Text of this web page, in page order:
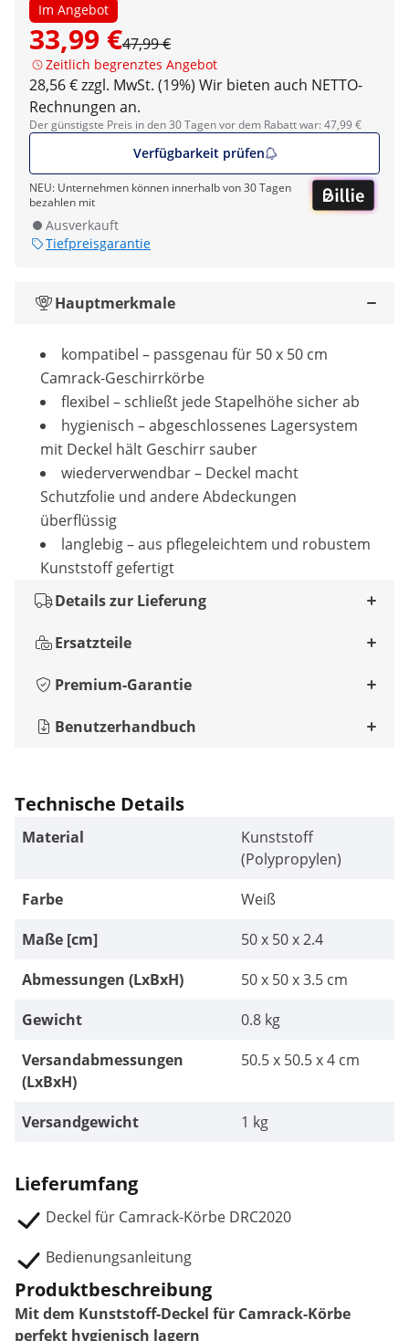
Im Angebot
33,99 €47,99 €
Zeitlich begrenztes Angebot
28,56 € zzgl. MwSt. (19%) Wir bieten auch NETTO-
Rechnungen an.
Der günstigste Preis in den 30 Tagen vor dem Rabatt war: 47,99 €
Verfügbarkeit prüfen
NEU: Unternehmen können innerhalb von 30 Tagen
bezahlen mit
Ausverkauft
Tiefpreisgarantie
Hauptmerkmale
kompatibel – passgenau für 50 x 50 cm
Camrack-Geschirrkörbe
flexibel – schließt jede Stapelhöhe sicher ab
hygienisch – abgeschlossenes Lagersystem
mit Deckel hält Geschirr sauber
wiederverwendbar – Deckel macht
Schutzfolie und andere Abdeckungen
überflüssig
langlebig – aus pflegeleichtem und robustem
Kunststoff gefertigt
Details zur Lieferung
Ersatzteile
Premium-Garantie
Benutzerhandbuch
Technische Details
Material
Kunststoff
(Polypropylen)
Farbe
Weiß
Maße [cm]
50 x 50 x 2.4
Abmessungen (LxBxH)
50 x 50 x 3.5 cm
Gewicht
0.8 kg
Versandabmessungen
(LxBxH)
50.5 x 50.5 x 4 cm
Versandgewicht 1 kg
Lieferumfang
Deckel für Camrack-Körbe DRC2020
Bedienungsanleitung
Produktbeschreibung
Mit dem Kunststoff-Deckel für Camrack-Körbe
perfekt hygienisch lagern